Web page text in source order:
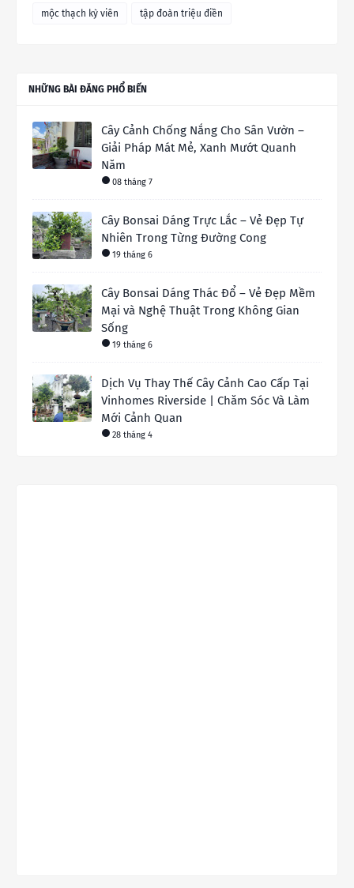
mộc thạch kỳ viên tập đoàn triệu điền
NHỮNG BÀI ĐĂNG PHỔ BIẾN
Cây Cảnh Chống Nắng Cho Sân Vườn –
Giải Pháp Mát Mẻ, Xanh Mướt Quanh
Năm
08 tháng 7
Cây Bonsai Dáng Trực Lắc – Vẻ Đẹp Tự
Nhiên Trong Từng Đường Cong
19 tháng 6
Cây Bonsai Dáng Thác Đổ – Vẻ Đẹp Mềm
Mại và Nghệ Thuật Trong Không Gian
Sống
19 tháng 6
Dịch Vụ Thay Thế Cây Cảnh Cao Cấp Tại
Vinhomes Riverside | Chăm Sóc Và Làm
Mới Cảnh Quan
28 tháng 4